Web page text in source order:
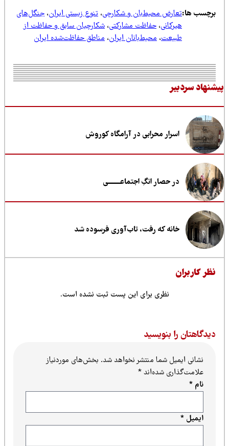
ها:تعارض محیط‌بان و شکارچی،تنوع زیستی ایران،جنگل‌های
هیرکانی،حفاظت مشارکتی،شکارچیان سابق و حفاظت از
طبیعت،محیط‌بانان ایران،مناطق حفاظت‌شده ایران
سردبیر
اسرار محرابی در آرامگاه کوروش
در حصار انگِ اجتماعــــــــی
خانه که رفت، تاب‌آوری فرسوده شد
کاربران
نظری برای این پست ثبت نشده است.
را بنویسید
نشانی ایمیل شما منتشر نخواهد شد.بخش‌های موردنیاز
علامت‌گذاری شده‌اند*
ایمیل*